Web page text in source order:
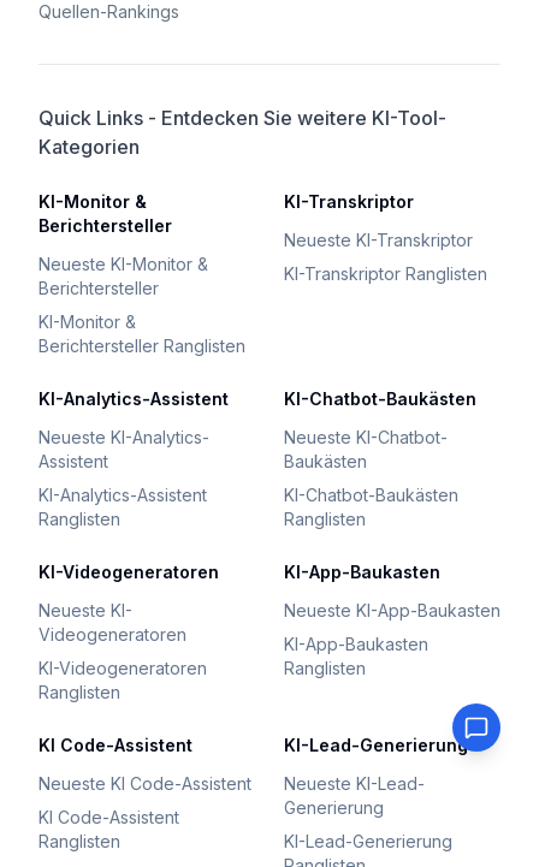
Quellen-Rankings
Quick Links - Entdecken Sie weitere KI-Tool-
Kategorien
KI-Monitor &
Berichtersteller
Neueste KI-Monitor &
Berichtersteller
KI-Monitor &
Berichtersteller Ranglisten
KI-Transkriptor
Neueste KI-Transkriptor
KI-Transkriptor Ranglisten
KI-Analytics-Assistent
Neueste KI-Analytics-
Assistent
KI-Analytics-Assistent
Ranglisten
KI-Chatbot-Baukästen
Neueste KI-Chatbot-
Baukästen
KI-Chatbot-Baukästen
Ranglisten
KI-Videogeneratoren
Neueste KI-
Videogeneratoren
KI-Videogeneratoren
Ranglisten
KI-App-Baukasten
Neueste KI-App-Baukasten
KI-App-Baukasten
Ranglisten
KI Code-Assistent
Neueste KI Code-Assistent
KI Code-Assistent
Ranglisten
KI-Lead-Generierung
Neueste KI-Lead-
Generierung
KI-Lead-Generierung